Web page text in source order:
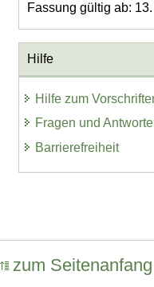
Fassung gültig ab:
Hilfe
Hilfe zum
Fragen und
Barrierefreiheit
zum Seitenanfang